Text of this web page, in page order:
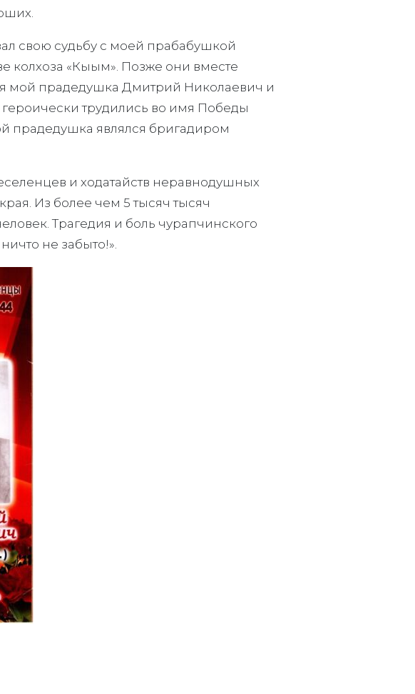
свою судьбу с моей прабабушкой
колхоза «Кыым». Позже они вместе
мой прадедушка Дмитрий Николаевич и
трудились во имя Победы
прадедушка являлся бригадиром
и ходатайств неравнодушных
Из более чем 5 тысяч тысяч
Трагедия и боль чурапчинского
не забыто!».